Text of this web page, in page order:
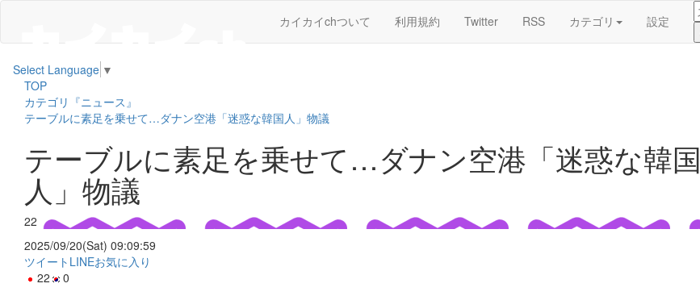
カイカイchついて 利用規約 Twitter RSS カテゴリ 設定
Select Language ▼
TOP
カテゴリ『ニュース』
テーブルに素足を乗せて…ダナン空港「迷惑な韓国人」物議
テーブルに素足を乗せて…ダナン空港「迷惑な韓国
人」物議
22
2025/09/20(Sat) 09:09:59
ツイート LINEお気に入り
22
0